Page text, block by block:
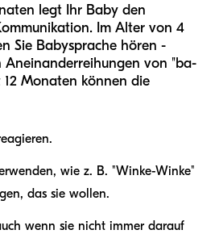
legt Ihr Baby den
Im Alter von 4
Sie Babysprache hören -
Aneinanderreihungen von "ba-
Monaten können die
wie z. B. "Winke-Winke"
das sie wollen.
wenn sie nicht immer darauf